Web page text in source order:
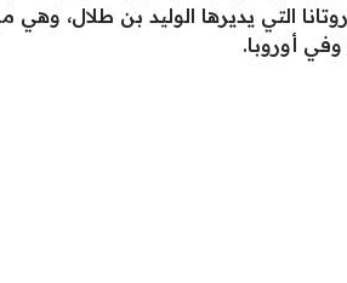
التي يديرها الوليد بن طلال،